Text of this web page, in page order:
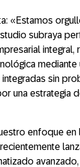
«Estamos
subraya
integral,
mediante
sin
una estrategia
enfoque en